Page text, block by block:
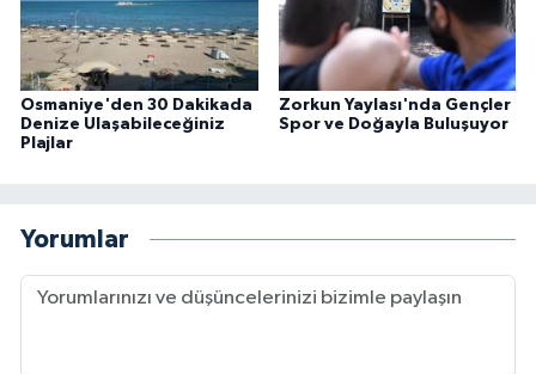
Osmaniye'den 30 Dakikada
Denize Ulaşabileceğiniz
Plajlar
Zorkun Yaylası'nda Gençler
Spor ve Doğayla Buluşuyor
Yorumlar